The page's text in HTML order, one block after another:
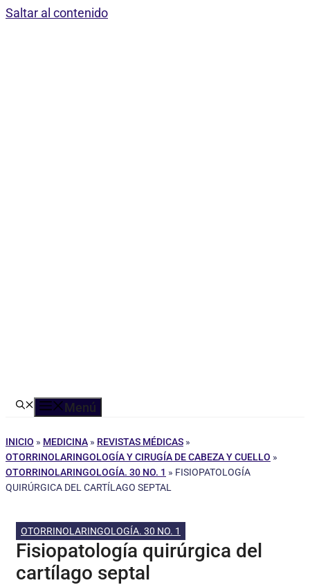
Saltar al contenido
Menú
INICIO » MEDICINA » REVISTAS MÉDICAS »
OTORRINOLARINGOLOGÍA Y CIRUGÍA DE CABEZA Y CUELLO »
OTORRINOLARINGOLOGÍA. 30 NO. 1 » FISIOPATOLOGÍA
QUIRÚRGICA DEL CARTÍLAGO SEPTAL
OTORRINOLARINGOLOGÍA. 30 NO. 1
Fisiopatología quirúrgica del
cartílago septal